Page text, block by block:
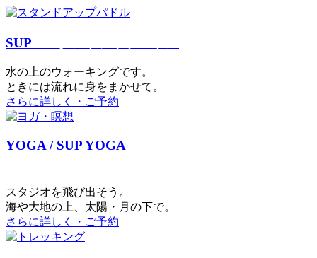
SUP
⽔の上のウォーキングです。
ときには流れに身をまかせて。
さらに詳しく・ご予約
YOGA / SUP YOGA
スタジオを⾶び出そう。
海や大地の上、太陽・⽉の下で。
さらに詳しく・ご予約